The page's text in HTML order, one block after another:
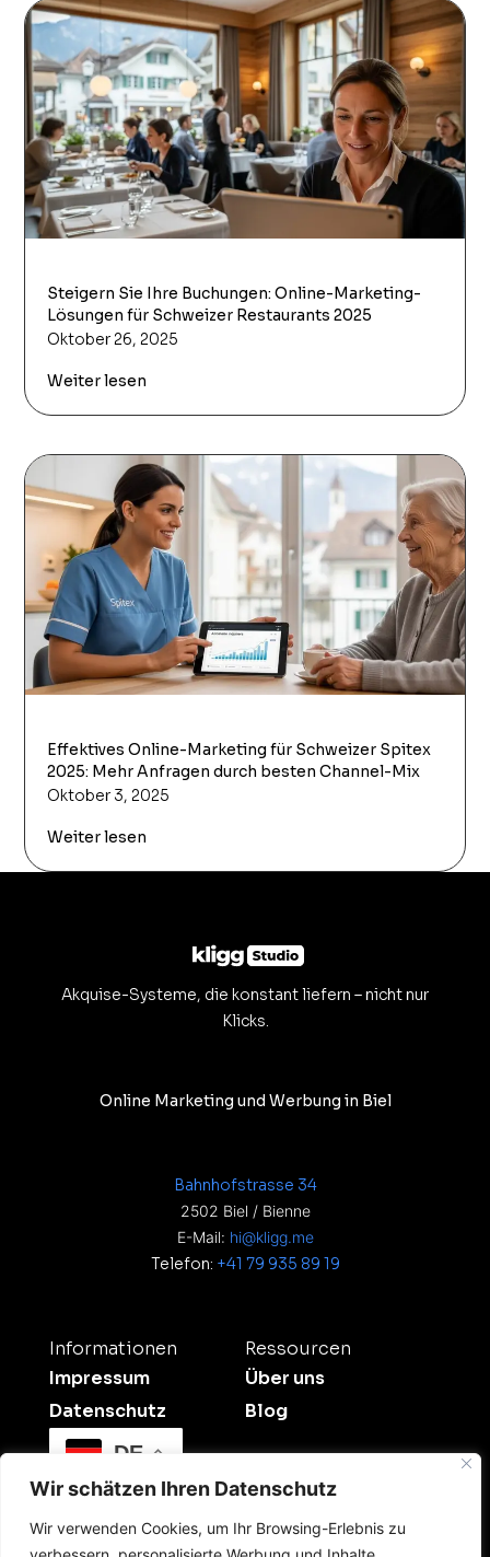
Wir schätzen Ihren Datenschutz
Wir verwenden Cookies, um Ihr Browsing-Erlebnis zu
Steigern Sie Ihre Buchungen: Online-Marketing-
Lösungen für Schweizer Restaurants 2025
Oktober 26, 2025
Weiter lesen
Effektives Online-Marketing für Schweizer Spitex
2025: Mehr Anfragen durch besten Channel-Mix
Oktober 3, 2025
Weiter lesen
Akquise-Systeme, die konstant liefern – nicht nur
Klicks.
Online Marketing und Werbung in Biel
Bahnhofstrasse 34
2502 Biel / Bienne
E-Mail: hi@kligg.me
Telefon: +41 79 935 89 19
Informationen
Impressum
Datenschutz
Ressourcen
Über uns
Blog
DE